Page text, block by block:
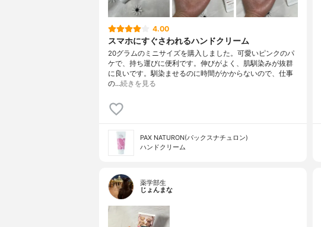
4.00
スマホにすぐさわれるハンドクリーム
20グラムのミニサイズを購入しました。可愛いピンクのパ
ケで、持ち運びに便利です。伸びがよく、肌馴染みが抜群
に良いです。馴染ませるのに時間がかからないので、仕事
の…続きを見る
PAX NATURON(パックスナチュロン)
ハンドクリーム
薬学部生
じょんまな